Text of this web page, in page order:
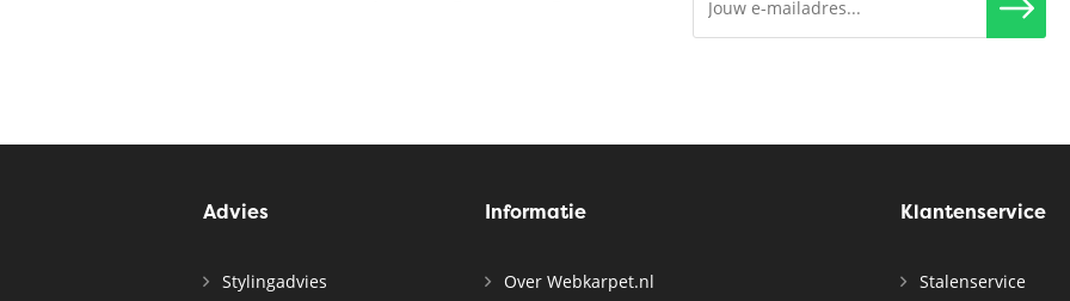
Advies
Stylingadvies
Informatie
Over Webkarpet.nl
Klantenservice
Stalenservice